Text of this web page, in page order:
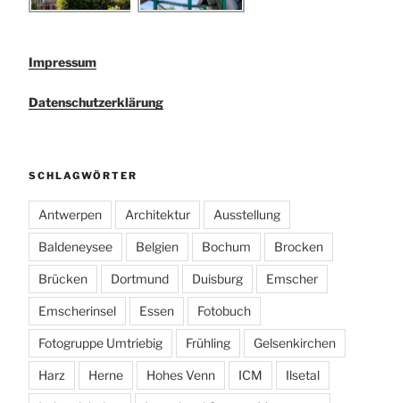
Impressum
Datenschutzerklärung
SCHLAGWÖRTER
Antwerpen Architektur Ausstellung
Baldeneysee Belgien Bochum Brocken
Brücken Dortmund Duisburg Emscher
Emscherinsel Essen Fotobuch
Fotogruppe Umtriebig Frühling Gelsenkirchen
Harz Herne Hohes Venn ICM Ilsetal